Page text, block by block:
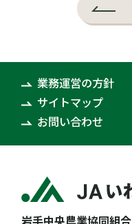
業務運営の方針
サイトマップ
お問い合わせ